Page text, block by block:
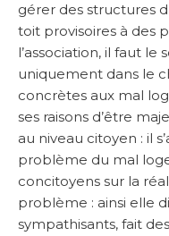
gérer des structures
toit provisoires à des
l’association, il faut le
uniquement dans le
concrètes aux mal
ses raisons d’être
au niveau citoyen : il
problème du mal
concitoyens sur la
problème : ainsi elle
sympathisants, fait